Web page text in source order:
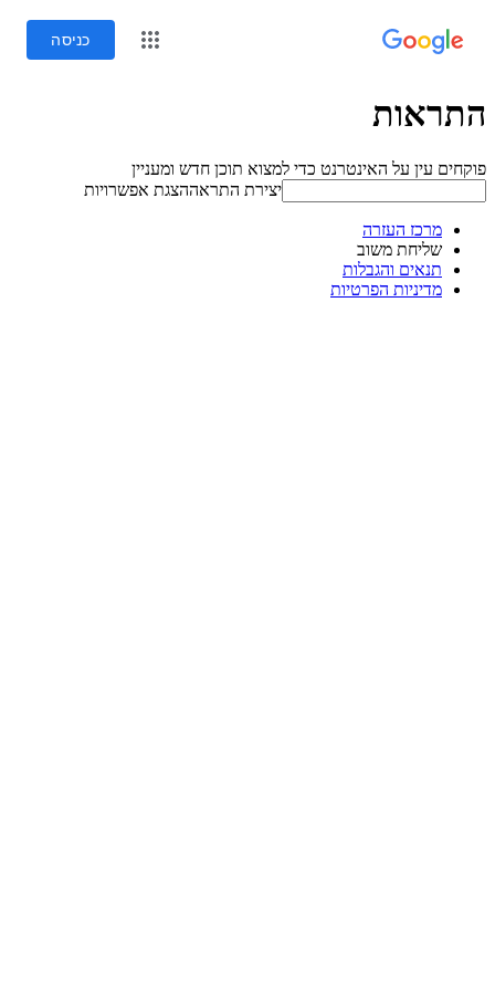
כניסה
התראות
פוקחים עין על האינטרנט כדי למצוא תוכן חדש ומעניין
יצירת התראההצגת אפשרויות
מרכז העזרה
שליחת משוב
תנאים והגבלות
מדיניות הפרטיות